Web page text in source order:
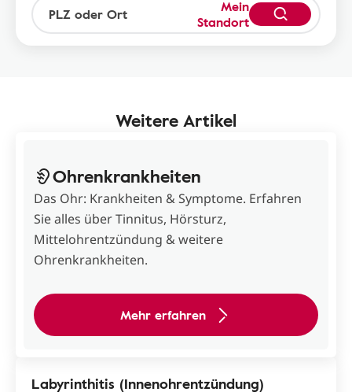
Mein
Standort
Weitere Artikel
Ohrenkrankheiten
Das Ohr: Krankheiten & Symptome. Erfahren
Sie alles über Tinnitus, Hörsturz,
Mittelohrentzündung & weitere
Ohrenkrankheiten.
Mehr erfahren
Labyrinthitis (Innenohrentzündung)